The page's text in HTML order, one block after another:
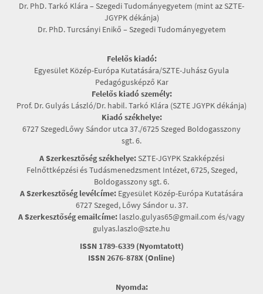
Dr. PhD. Tarkó Klára – Szegedi Tudományegyetem (mint az SZTE-
JGYPK dékánja)
Dr. PhD. Turcsányi Enikő – Szegedi Tudományegyetem
Felelős kiadó:
Egyesület Közép-Európa Kutatására/SZTE-Juhász Gyula
Pedagógusképző Kar
Felelős kiadó személy:
Prof. Dr. Gulyás László/Dr. habil. Tarkó Klára (SZTE JGYPK dékánja)
Kiadó székhelye:
6727 SzegedLőwy Sándor utca 37./6725 Szeged Boldogasszony
sgt. 6.
A Szerkesztőség székhelye:SZTE-JGYPK Szakképzési
Felnőttképzési és Tudásmenedzsment Intézet, 6725, Szeged,
Boldogasszony sgt. 6.
A Szerkesztőség levélcíme: Egyesület Közép-Európa Kutatására
6727 Szeged, Lőwy Sándor u. 37.
A Szerkesztőség emailcíme: laszlo.gulyas65@gmail.com és/vagy
gulyas.laszlo@szte.hu
ISSN 1789-6339 (Nyomtatott)
ISSN 2676-878X (Online)
Nyomda: